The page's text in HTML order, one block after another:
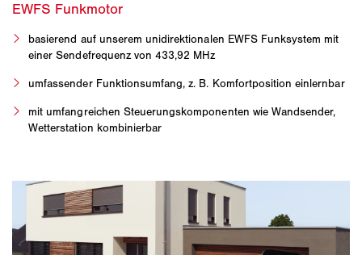
basierend auf unserem unidirektionalen EWFS Funksystem mit
einer Sendefrequenz von 433,92 MHz
umfassender Funktionsumfang, z. B. Komfortposition einlernbar
mit umfangreichen Steuerungskomponenten wie Wandsender,
Wetterstation kombinierbar